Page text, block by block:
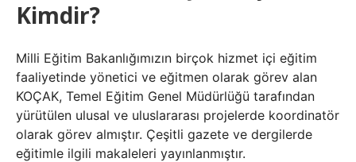
Kimdir?
Milli Eğitim Bakanlığımızın birçok hizmet içi eğitim
faaliyetinde yönetici ve eğitmen olarak görev alan
KOÇAK, Temel Eğitim Genel Müdürlüğü tarafından
yürütülen ulusal ve uluslararası projelerde koordinatör
olarak görev almıştır. Çeşitli gazete ve dergilerde
eğitimle ilgili makaleleri yayınlanmıştır.